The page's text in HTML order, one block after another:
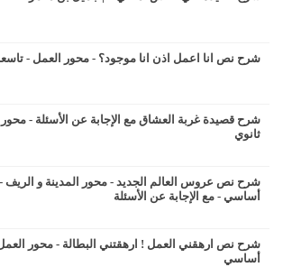
شرح نص انا اعمل اذن انا موجود؟ - محور العمل -
شرح قصيدة غربة العشاق مع الإجابة عن الأسئلة - محور
ثانوي
شرح نص عروس العالم الجديد - محور المدينة و الريف -
أساسي - مع الإجابة عن الأسئلة
شرح نص ارهقني العمل ! ارهقتني البطالة - محور
أساسي